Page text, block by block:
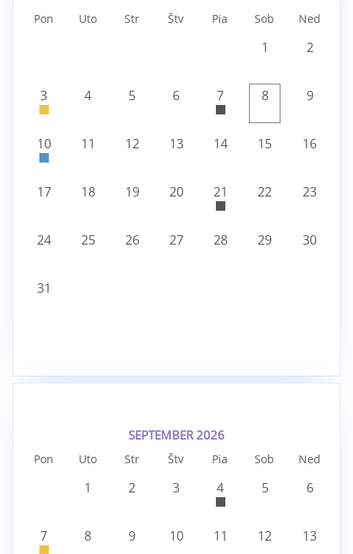
Pon Uto Str Štv Pia Sob Ned
1 2
3 4 5 6 7 8 9
10 11 12 13 14 15 16
17 18 19 20 21 22 23
24 25 26 27 28 29 30
31
SEPTEMBER 2026
Pon Uto Str Štv Pia Sob Ned
1 2 3 4 5 6
7 8 9 10 11 12 13